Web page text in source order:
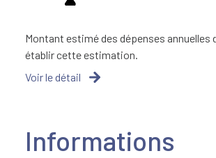
Montant estimé des dépenses annuelles
établir cette estimation.
Voir le détail
Informations